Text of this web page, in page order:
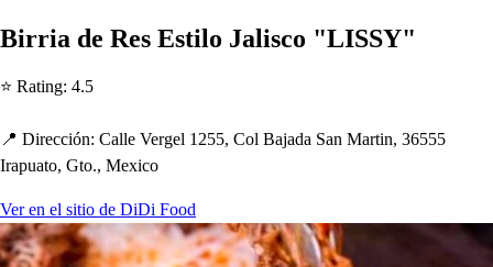
Birria de Res Estilo Jalisco "LISSY"
⭐ Rating: 4.5
📍 Dirección: Calle Vergel 1255, Col Bajada San Martin, 36555
Irapuato, Gto., Mexico
Ver en el sitio de DiDi Food